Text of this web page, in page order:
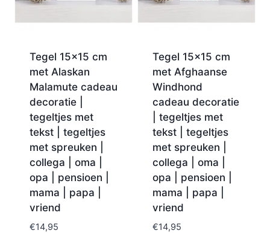
Tegel 15×15 cm
met Alaskan
Malamute cadeau
decoratie |
tegeltjes met
tekst | tegeltjes
met spreuken |
collega | oma |
opa | pensioen |
mama | papa |
vriend
€14,95
Tegel 15×15 cm
met Afghaanse
Windhond
cadeau decoratie
| tegeltjes met
tekst | tegeltjes
met spreuken |
collega | oma |
opa | pensioen |
mama | papa |
vriend
€14,95